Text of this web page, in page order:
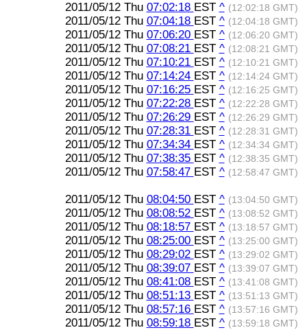
2011/05/12 Thu 07:02:18 EST ^ (12:02:18 GMT)
2011/05/12 Thu 07:04:18 EST ^ (12:04:18 GMT)
2011/05/12 Thu 07:06:20 EST ^ (12:06:20 GMT)
2011/05/12 Thu 07:08:21 EST ^ (12:08:21 GMT)
2011/05/12 Thu 07:10:21 EST ^ (12:10:21 GMT)
2011/05/12 Thu 07:14:24 EST ^ (12:14:24 GMT)
2011/05/12 Thu 07:16:25 EST ^ (12:16:25 GMT)
2011/05/12 Thu 07:22:28 EST ^ (12:22:28 GMT)
2011/05/12 Thu 07:26:29 EST ^ (12:26:29 GMT)
2011/05/12 Thu 07:28:31 EST ^ (12:28:31 GMT)
2011/05/12 Thu 07:34:34 EST ^ (12:34:34 GMT)
2011/05/12 Thu 07:38:35 EST ^ (12:38:35 GMT)
2011/05/12 Thu 07:58:47 EST ^ (12:58:47 GMT)
2011/05/12 Thu 08:04:50 EST ^ (13:04:50 GMT)
2011/05/12 Thu 08:08:52 EST ^ (13:08:52 GMT)
2011/05/12 Thu 08:18:57 EST ^ (13:18:57 GMT)
2011/05/12 Thu 08:25:00 EST ^ (13:25:00 GMT)
2011/05/12 Thu 08:29:02 EST ^ (13:29:02 GMT)
2011/05/12 Thu 08:39:07 EST ^ (13:39:07 GMT)
2011/05/12 Thu 08:41:08 EST ^ (13:41:08 GMT)
2011/05/12 Thu 08:51:13 EST ^ (13:51:13 GMT)
2011/05/12 Thu 08:57:16 EST ^ (13:57:16 GMT)
2011/05/12 Thu 08:59:18 EST ^ (13:59:18 GMT)